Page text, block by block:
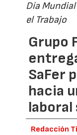
Día
el Trabajo
Grupo
SaFer
hacia
laboral
Redacción